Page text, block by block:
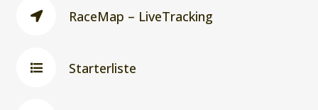
RaceMap – LiveTracking
Starterliste